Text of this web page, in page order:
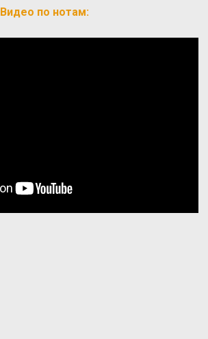
Видео по нотам: